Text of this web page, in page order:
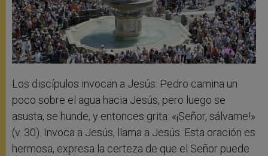
Los discípulos invocan a Jesús: Pedro camina un
poco sobre el agua hacia Jesús, pero luego se
asusta, se hunde, y entonces grita: «¡Señor, sálvame!»
(v. 30). Invoca a Jesús, llama a Jesús. Esta oración es
hermosa, expresa la certeza de que el Señor puede